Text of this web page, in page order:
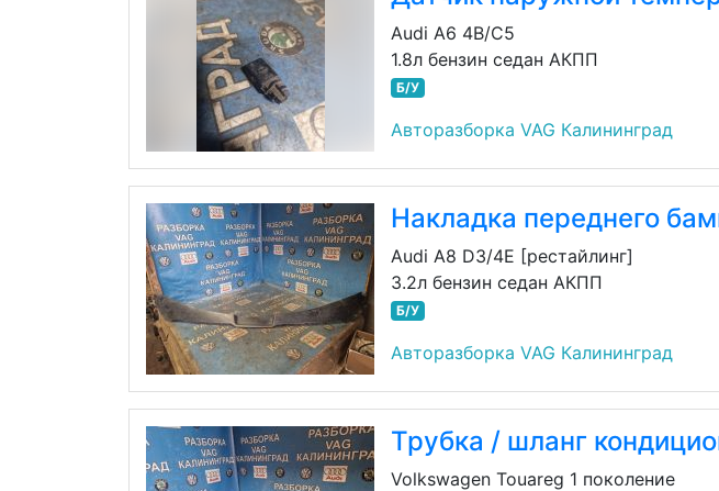
Audi A6 4B/C5
1.8л бензин седан АКПП
Б/У
Авторазборка VAG Калининград
Накладка переднего
Audi A8 D3/4E [рестайлинг]
3.2л бензин седан АКПП
Б/У
Авторазборка VAG Калининград
Трубка / шланг
Volkswagen Touareg 1 поколение